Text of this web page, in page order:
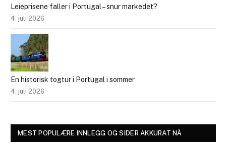
Leieprisene faller i Portugal – snur markedet?
4. juli 2026
En historisk togtur i Portugal i sommer
4. juli 2026
MEST POPULÆRE INNLEGG OG SIDER AKKURAT NÅ